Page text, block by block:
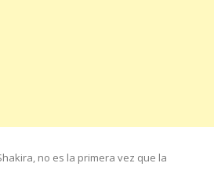
no es la primera vez que la